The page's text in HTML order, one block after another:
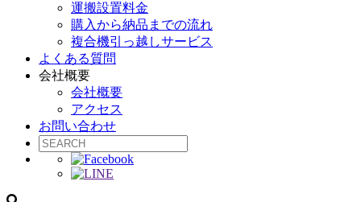
運搬設置料金
購入から納品までの流れ
複合機引っ越しサービス
よくある質問
会社概要
会社概要
アクセス
お問い合わせ